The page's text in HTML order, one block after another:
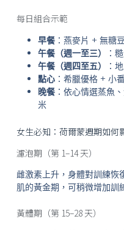
每日組合示範
早餐：燕麥片 + 無糖
午餐（週一至三）
：
午餐（週四至五）
：
點心：希臘優格 + 小
晚餐：依心情選蒸魚
米
女生必知：荷爾蒙週期如何
濾泡期（第 1–14 天）
雌激素上升，身體對訓練恢
肌的黃金期，可稍微增加訓
黃體期（第 15–28 天）